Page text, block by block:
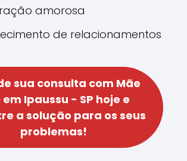
amorosa
de relacionamentos
sua consulta com Mãe
em Ipaussu - SP hoje e
a solução para os seus
problemas!